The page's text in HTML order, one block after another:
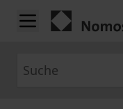
Zum Inhalt springen